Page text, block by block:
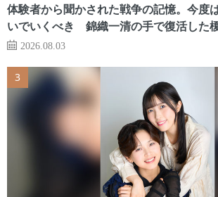
体験者から聞かされた戦争の記憶。今度
いでいくべき 錦織一清の手で復活した
2026.08.03